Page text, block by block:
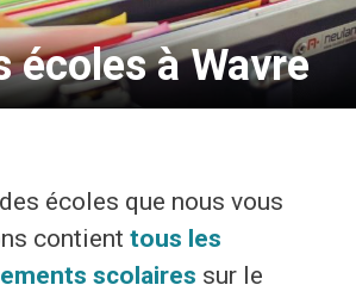
écoles à Wavre
écoles que nous vous
contient tous les
scolaires sur le